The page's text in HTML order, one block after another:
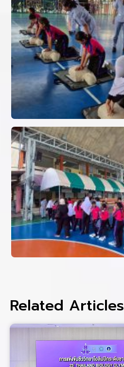
Related Articles